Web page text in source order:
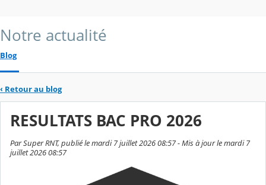
Notre actualité
Blog
‹ Retour au blog
RESULTATS BAC PRO 2026
Par Super RNT, publié le mardi 7 juillet 2026 08:57 - Mis à jour le mardi 7
juillet 2026 08:57